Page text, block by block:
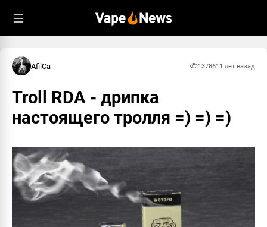
AfilCa 1378611 лет назад
Troll RDA - дрипка
настоящего тролля =) =) =)